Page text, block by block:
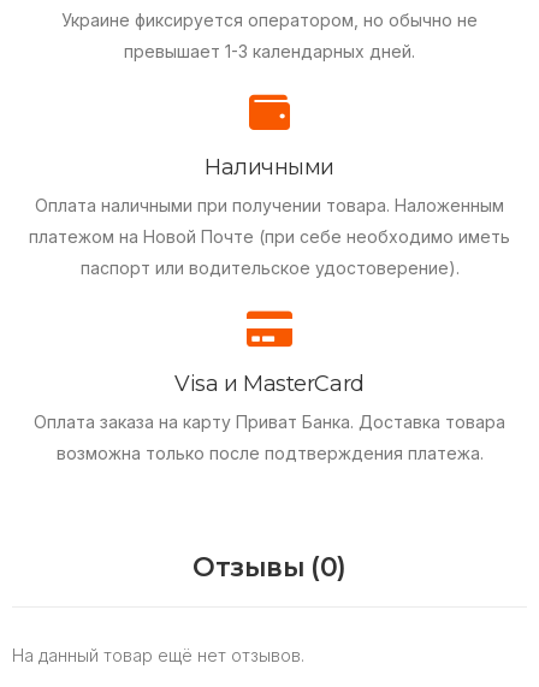
Украине фиксируется оператором, но обычно не
превышает 1-3 календарных дней.
Наличными
Оплата наличными при получении товара. Наложенным
платежом на Новой Почте (при себе необходимо иметь
паспорт или водительское удостоверение).
Visa и MasterCard
Оплата заказа на карту Приват Банка. Доставка товара
возможна только после подтверждения платежа.
Отзывы (0)
На данный товар ещё нет отзывов.